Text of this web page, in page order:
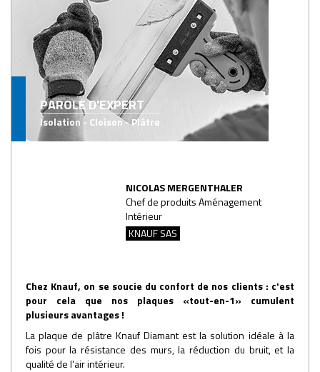
PAROLE D'EXPERT
Isolation - Cloison - Plâtre
NICOLAS MERGENTHALER
Chef de produits Aménagement
Intérieur
KNAUF SAS
Chez Knauf, on se soucie du confort de nos clients : c'est
pour cela que nos plaques «tout-en-1» cumulent
plusieurs avantages !
La plaque de plâtre Knauf Diamant est la solution idéale à la
fois pour la résistance des murs, la réduction du bruit, et la
qualité de l’air intérieur.